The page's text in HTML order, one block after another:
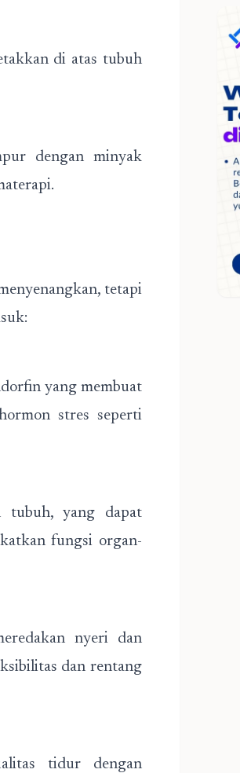
di atas tubuh
dengan minyak
tetapi
yang membuat
stres seperti
tubuh, yang dapat
fungsi organ-
nyeri dan
dan rentang
tidur dengan